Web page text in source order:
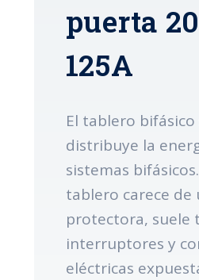
puerta
125A
El tablero
distribuye la
sistemas
tablero carece de
protectora, suele
interruptores y
eléctricas